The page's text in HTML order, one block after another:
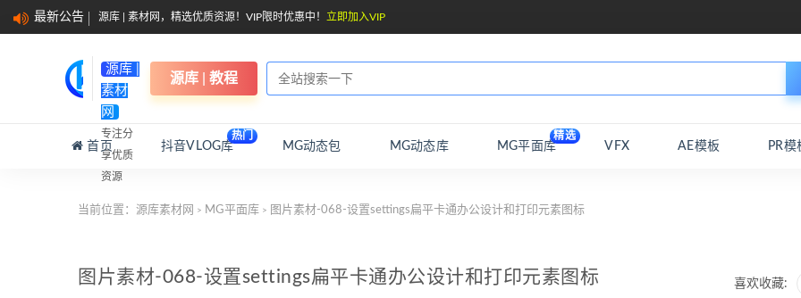
最新公告 源库 | 素材网，精选优质资源！VIP限时优惠中！ 立即加入VIP
源库 |
素材
网
专注分
享优质
资源
源库 | 教程
首页 抖音VLOG库
热门
MG动态包 MG动态库 MG平面库
精选
VFX AE模板 PR模
当前位置： 源库素材网 > MG平面库 > 图片素材-068-设置settings扁平卡通办公设计和打印元素图标
喜欢收藏:
图片素材-068-设置settings扁平卡通办公设计和打印元素图标